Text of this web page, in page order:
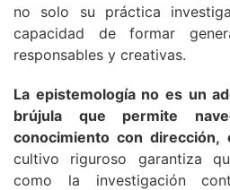
no solo su práctica
capacidad de formar
responsables y creativas.
La epistemología no es un
brújula que permite
conocimiento con dirección,
cultivo riguroso garantiza
como la investigación